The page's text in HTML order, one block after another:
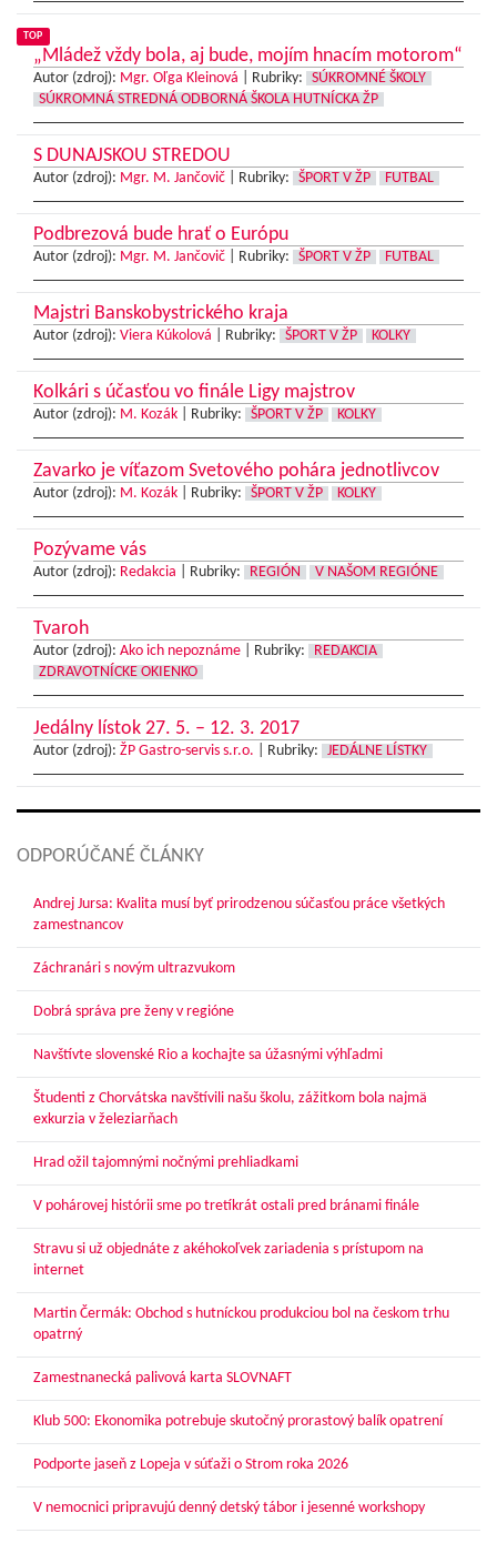
TOP
„Mládež vždy bola, aj bude, mojím hnacím motorom“
Autor (zdroj): Mgr. Oľga Kleinová Rubriky:
SÚKROMNÉ ŠKOLY
SÚKROMNÁ STREDNÁ ODBORNÁ ŠKOLA HUTNÍCKA ŽP
S DUNAJSKOU STREDOU
Autor (zdroj): Mgr. M. Jančovič Rubriky: ŠPORT V ŽP FUTBAL
Podbrezová bude hrať o Európu
Autor (zdroj): Mgr. M. Jančovič Rubriky: ŠPORT V ŽP FUTBAL
Majstri Banskobystrického kraja
Autor (zdroj): Viera Kúkolová Rubriky: ŠPORT V ŽP KOLKY
Kolkári s účasťou vo finále Ligy majstrov
Autor (zdroj): M. Kozák Rubriky: ŠPORT V ŽP KOLKY
Zavarko je víťazom Svetového pohára jednotlivcov
Autor (zdroj): M. Kozák Rubriky: ŠPORT V ŽP KOLKY
Pozývame vás
Autor (zdroj): Redakcia Rubriky: REGIÓN V NAŠOM REGIÓNE
Tvaroh
Autor (zdroj): Ako ich nepoznáme Rubriky:
REDAKCIA
ZDRAVOTNÍCKE OKIENKO
Jedálny lístok 27. 5. – 12. 3. 2017
Autor (zdroj): ŽP Gastro-servis s.r.o. Rubriky: JEDÁLNE LÍSTKY
ODPORÚČANÉ ČLÁNKY
Andrej Jursa: Kvalita musí byť prirodzenou súčasťou práce všetkých
zamestnancov
Záchranári s novým ultrazvukom
Dobrá správa pre ženy v regióne
Navštívte slovenské Rio a kochajte sa úžasnými výhľadmi
Študenti z Chorvátska navštívili našu školu, zážitkom bola najmä
exkurzia v železiarňach
Hrad ožil tajomnými nočnými prehliadkami
V pohárovej histórii sme po tretíkrát ostali pred bránami finále
Stravu si už objednáte z akéhokoľvek zariadenia s prístupom na
internet
Martin Čermák: Obchod s hutníckou produkciou bol na českom trhu
opatrný
Zamestnanecká palivová karta SLOVNAFT
Klub 500: Ekonomika potrebuje skutočný prorastový balík opatrení
Podporte jaseň z Lopeja v súťaži o Strom roka 2026
V nemocnici pripravujú denný detský tábor i jesenné workshopy